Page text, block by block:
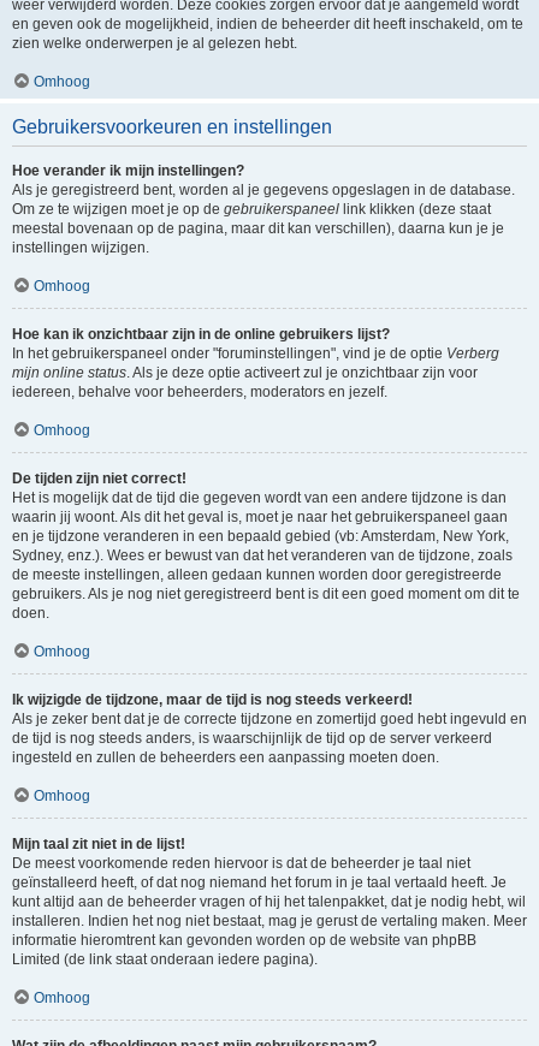
weer verwijderd worden. Deze cookies zorgen ervoor dat je aangemeld wordt
en geven ook de mogelijkheid, indien de beheerder dit heeft inschakeld, om te
zien welke onderwerpen je al gelezen hebt.
Omhoog
Gebruikersvoorkeuren en instellingen
Hoe verander ik mijn instellingen?
Als je geregistreerd bent, worden al je gegevens opgeslagen in de database.
Om ze te wijzigen moet je op de gebruikerspaneel link klikken (deze staat
meestal bovenaan op de pagina, maar dit kan verschillen), daarna kun je je
instellingen wijzigen.
Omhoog
Hoe kan ik onzichtbaar zijn in de online gebruikers lijst?
In het gebruikerspaneel onder "foruminstellingen", vind je de optie Verberg
mijn online status. Als je deze optie activeert zul je onzichtbaar zijn voor
iedereen, behalve voor beheerders, moderators en jezelf.
Omhoog
De tijden zijn niet correct!
Het is mogelijk dat de tijd die gegeven wordt van een andere tijdzone is dan
waarin jij woont. Als dit het geval is, moet je naar het gebruikerspaneel gaan
en je tijdzone veranderen in een bepaald gebied (vb: Amsterdam, New York,
Sydney, enz.). Wees er bewust van dat het veranderen van de tijdzone, zoals
de meeste instellingen, alleen gedaan kunnen worden door geregistreerde
gebruikers. Als je nog niet geregistreerd bent is dit een goed moment om dit te
doen.
Omhoog
Ik wijzigde de tijdzone, maar de tijd is nog steeds verkeerd!
Als je zeker bent dat je de correcte tijdzone en zomertijd goed hebt ingevuld en
de tijd is nog steeds anders, is waarschijnlijk de tijd op de server verkeerd
ingesteld en zullen de beheerders een aanpassing moeten doen.
Omhoog
Mijn taal zit niet in de lijst!
De meest voorkomende reden hiervoor is dat de beheerder je taal niet
geïnstalleerd heeft, of dat nog niemand het forum in je taal vertaald heeft. Je
kunt altijd aan de beheerder vragen of hij het talenpakket, dat je nodig hebt, wil
installeren. Indien het nog niet bestaat, mag je gerust de vertaling maken. Meer
informatie hieromtrent kan gevonden worden op de website van phpBB
Limited (de link staat onderaan iedere pagina).
Omhoog